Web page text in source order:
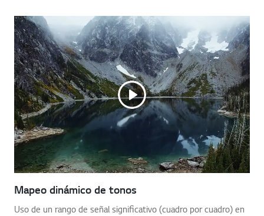
Mapeo dinámico de tonos
Uso de un rango de señal significativo (cuadro por cuadro) en